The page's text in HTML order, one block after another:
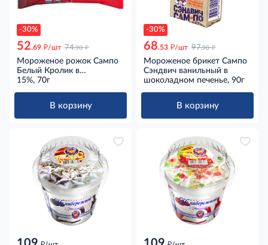
-30%
52.69 д/шт 74.90 д
Мороженое рожок Сампо
Белый Кролик в
шоколадной глазури с
15%, 70г
В корзину
-30%
68.53 д/шт 97.90 д
Мороженое брикет Сампо
Сэндвич ванильный в
шоколадном печенье, 90г
В корзину
д д